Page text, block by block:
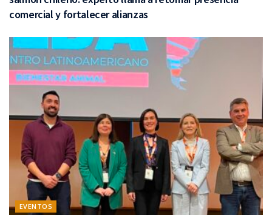
comercial y fortalecer alianzas
EVENTOS